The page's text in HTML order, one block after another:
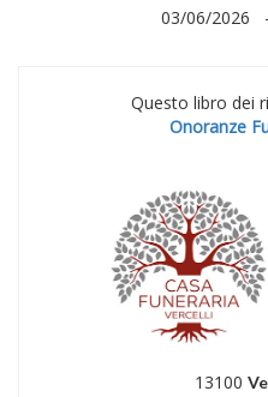
03/06/2026 -
Questo libro dei
Onoranze
13100